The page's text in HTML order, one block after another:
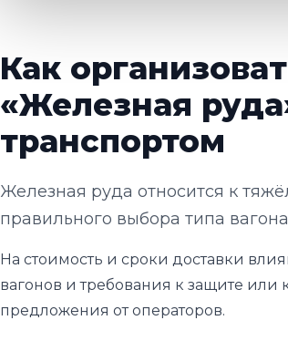
Как
«Железная
транспортом
Железная руда относится к
правильного выбора типа
На стоимость и сроки доставки
вагонов и требования к защите
предложения от операторов.